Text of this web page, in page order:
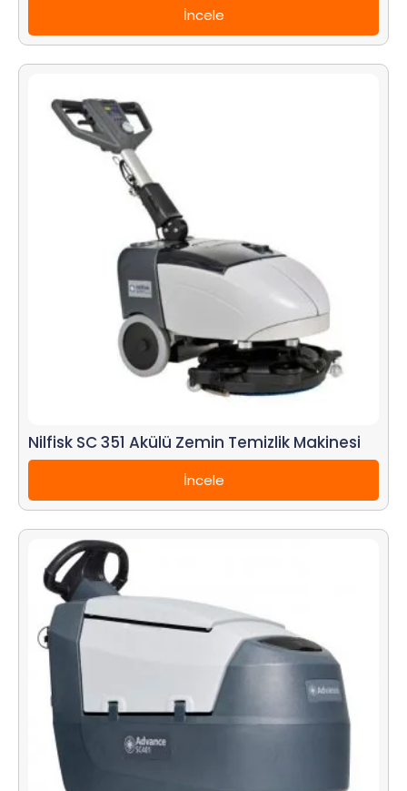
İncele
Nilfisk SC 351 Akülü Zemin Temizlik Makinesi
İncele